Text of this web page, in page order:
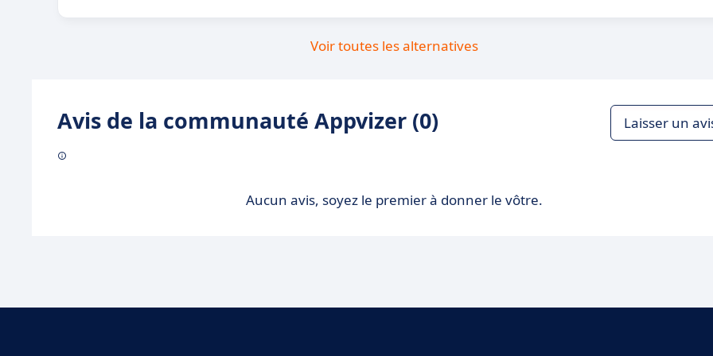
Voir toutes les alternatives
Avis de la communauté Appvizer (0) Laisser un
Aucun avis, soyez le premier à donner le vôtre.